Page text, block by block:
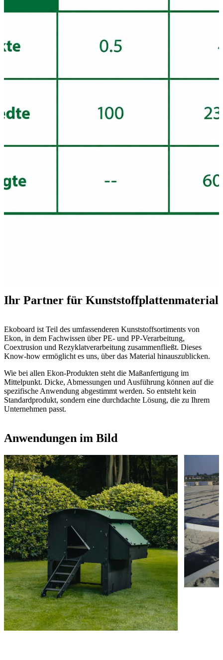
Ihr Partner für Kunststoffplattenmaterial
Ekoboard ist Teil des umfassenderen Kunststoffsortiments von
Ekon, in dem Fachwissen über PE- und PP-Verarbeitung,
Coextrusion und Rezyklatverarbeitung zusammenfließt. Dieses
Know-how ermöglicht es uns, über das Material hinauszublicken.
Wie bei allen Ekon-Produkten steht die Maßanfertigung im
Mittelpunkt. Dicke, Abmessungen und Ausführung können auf die
spezifische Anwendung abgestimmt werden. So entsteht kein
Standardprodukt, sondern eine durchdachte Lösung, die zu Ihrem
Unternehmen passt.
Anwendungen im Bild